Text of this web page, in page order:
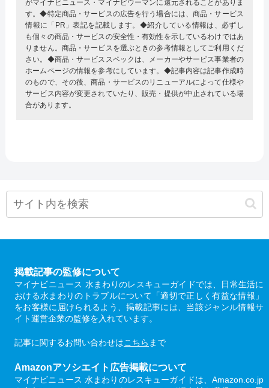
がマイナビニュース・マイナビウーマンに還元されることがありま
す。◆特定商品・サービスの広告を行う場合には、商品・サービス
情報に「PR」表記を記載します。◆紹介している情報は、必ずし
も個々の商品・サービスの安全性・有効性を示しているわけではあ
りません。商品・サービスを選ぶときの参考情報としてご利用くだ
さい。◆商品・サービススペックは、メーカーやサービス事業者の
ホームページの情報を参考にしています。◆記事内容は記事作成時
のもので、その後、商品・サービスのリニューアルによって仕様や
サービス内容が変更されていたり、販売・提供が中止されている場
合があります。
掲載記事の監修について
マイナビニュース 水まわりのレスキューガイドでは、日常生活に
おける水まわりのトラブルについて「適切で正しく有益な情報」
をお客様に届けられるよう、掲載記事には、当該ジャンル情報サ
イト運営企業の監修を入れています。
記事に関するお問い合わせはこちら まで
Amazonアソシエイト広告掲載について
マイナビニュース 水まわりのレスキューガイドは、Amazon.co.jp